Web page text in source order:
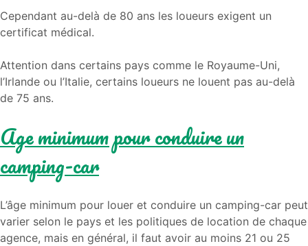
Cependant au-delà de 80 ans les loueurs exigent un
certificat médical.
Attention dans certains pays comme le Royaume-Uni,
l’Irlande ou l’Italie, certains loueurs ne louent pas au-delà
de 75 ans.
Age minimum pour conduire un
camping-car
L’âge minimum pour louer et conduire un camping-car peut
varier selon le pays et les politiques de location de chaque
agence, mais en général, il faut avoir au moins 21 ou 25